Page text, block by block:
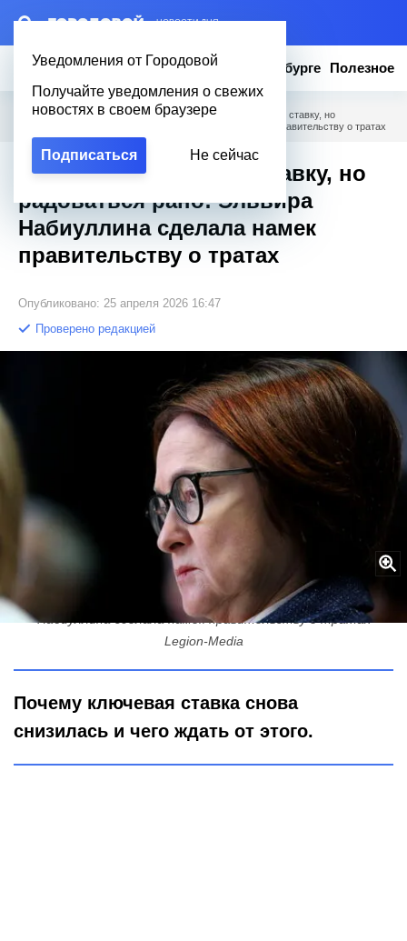
– НОВОСТИ ДНЯ
Уведомления от Городовой
Получайте уведомления о свежих
новостях в своем браузере
Подписаться Не сейчас
Новости Эксклюзив Вопросы о Петербурге Полезное
Городовой Новости Петербурга / ЦБ снизил ключевую ставку, но
радоваться рано: Эльвира Набиуллина сделала намек правительству о тратах
ЦБ снизил ключевую ставку, но
радоваться рано: Эльвира
Набиуллина сделала намек
правительству о тратах
Опубликовано: 25 апреля 2026 16:47
Проверено редакцией
ЦБ снизил ключевую ставку, но радоваться рано: Эльвира
Набиуллина сделала намек правительству о тратах
Legion-Media
Почему ключевая ставка снова
снизилась и чего ждать от этого.